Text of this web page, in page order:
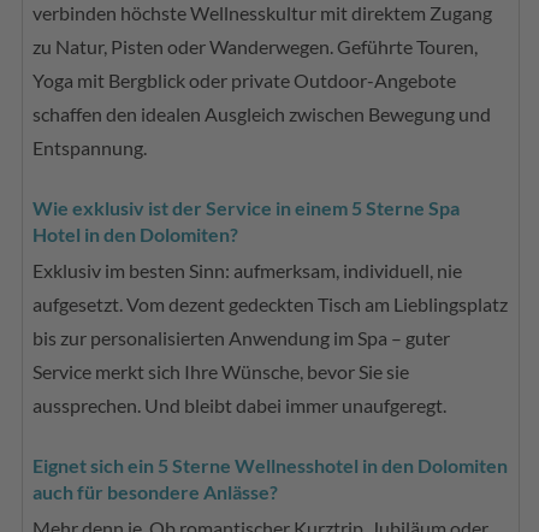
verbinden höchste Wellnesskultur mit direktem Zugang
zu Natur, Pisten oder Wanderwegen. Geführte Touren,
Yoga mit Bergblick oder private Outdoor-Angebote
schaffen den idealen Ausgleich zwischen Bewegung und
Entspannung.
Wie exklusiv ist der Service in einem 5 Sterne Spa
Hotel in den Dolomiten?
Exklusiv im besten Sinn: aufmerksam, individuell, nie
aufgesetzt. Vom dezent gedeckten Tisch am Lieblingsplatz
bis zur personalisierten Anwendung im Spa – guter
Service merkt sich Ihre Wünsche, bevor Sie sie
aussprechen. Und bleibt dabei immer unaufgeregt.
Eignet sich ein 5 Sterne Wellnesshotel in den Dolomiten
auch für besondere Anlässe?